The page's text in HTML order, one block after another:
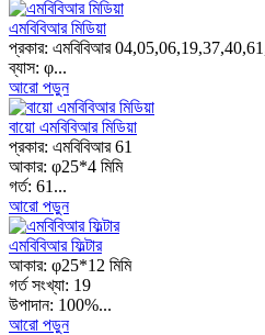
এমবিবিআর মিডিয়া
প্রকার: এমবিবিআর
ব্যাস: φ...
আরো পড়ুন
বায়ো এমবিবিআর মিডিয়া
প্রকার: এমবিবিআর 61
আকার: φ25*4 মিমি
গর্ত: 61...
আরো পড়ুন
এমবিবিআর ফিল্টার
আকার: φ25*12 মিমি
গর্ত সংখ্যা: 19
উপাদান: 100%...
আরো পড়ুন